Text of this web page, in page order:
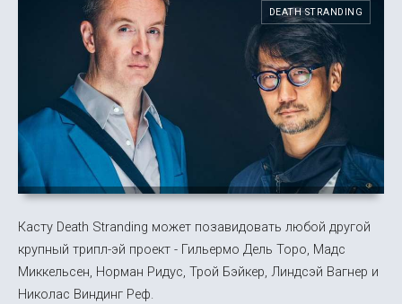
DEATH STRANDING
Касту Death Stranding может позавидовать любой другой
крупный трипл-эй проект - Гильермо Дель Торо, Мадс
Миккельсен, Норман Ридус, Трой Бэйкер, Линдсэй Вагнер и
Николас Виндинг Реф.